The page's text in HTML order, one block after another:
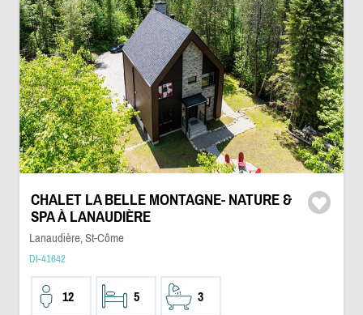
CHALET LA BELLE MONTAGNE- NATURE &
SPA À LANAUDIÈRE
Lanaudière, St-Côme
DI-41642
12 5 3